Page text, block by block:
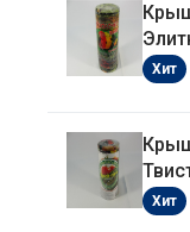
Хит
Хит